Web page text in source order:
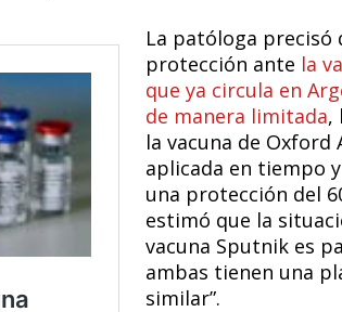
La patóloga precisó
protección ante la
que ya circula en
de manera limitada,
la vacuna de Oxford
aplicada en tiempo
una protección del
estimó que la
vacuna Sputnik es
ambas tienen una
similar”.